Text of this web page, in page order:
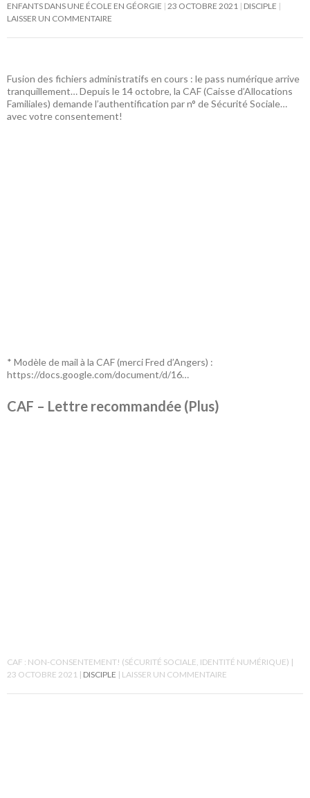
ENFANTS DANS UNE ÉCOLE EN GÉORGIE 23 OCTOBRE 2021 DISCIPLE
LAISSER UN COMMENTAIRE
Fusion des fichiers administratifs en cours : le pass numérique arrive
tranquillement… Depuis le 14 octobre, la CAF (Caisse d’Allocations
Familiales) demande l’authentification par n° de Sécurité Sociale…
avec votre consentement!
* Modèle de mail à la CAF (merci Fred d’Angers) :
https://docs.google.com/document/d/16…
CAF – Lettre recommandée (Plus)
CAF : NON-CONSENTEMENT! (SÉCURITÉ SOCIALE, IDENTITÉ NUMÉRIQUE)
23 OCTOBRE 2021 DISCIPLE LAISSER UN COMMENTAIRE